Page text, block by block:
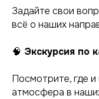
Задайте свои
всё о наших
🧠 Экскурсия по
Посмотрите, где и
атмосфера в